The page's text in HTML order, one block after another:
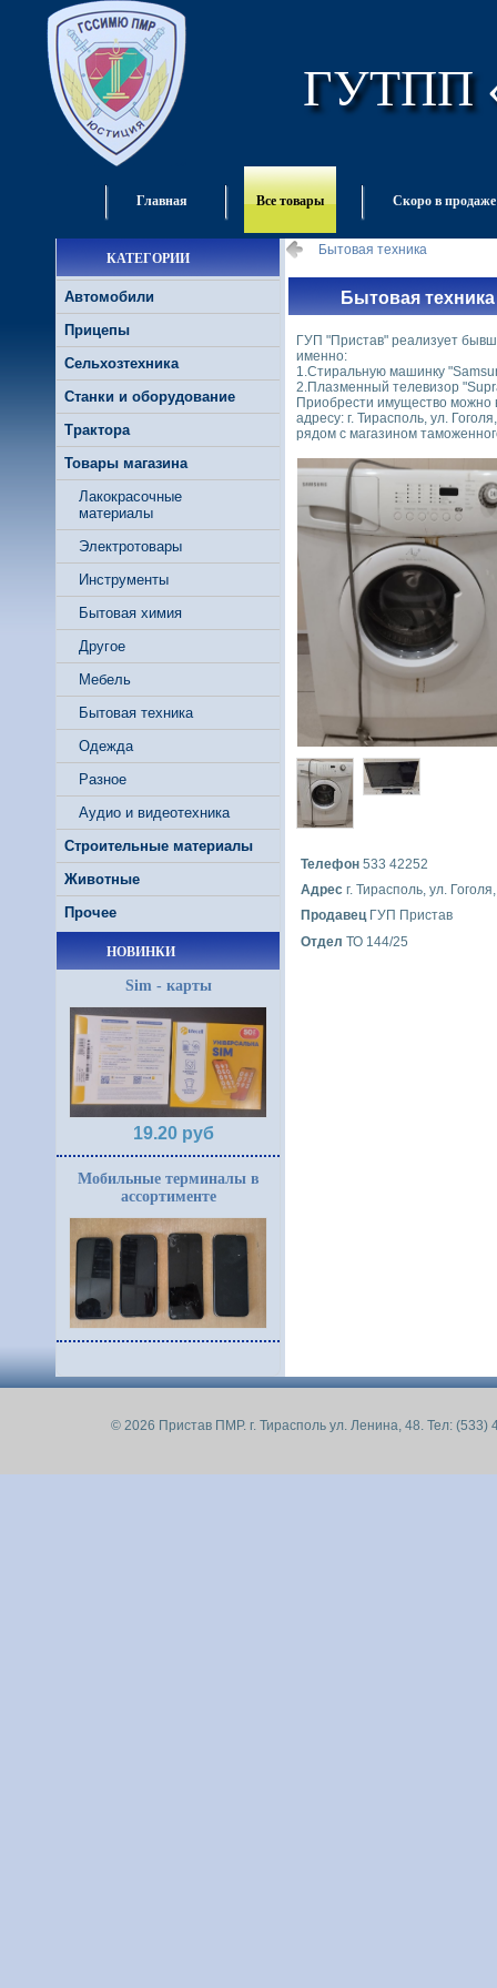
ГУТПП
Главная Все товары Скоро в продаже
КАТЕГОРИИ
Автомобили
Прицепы
Сельхозтехника
Станки и оборудование
Трактора
Товары магазина
Лакокрасочные
материалы
Электротовары
Инструменты
Бытовая химия
Другое
Мебель
Бытовая техника
Одежда
Разное
Аудио и видеотехника
Строительные материалы
Животные
Прочее
НОВИНКИ
Sim - карты
19.20 руб
Мобильные терминалы в
ассортименте
Бытовая техника
Бытовая техника
ГУП "Пристав" реализует
именно:
1.Стиральную машинку
2.Плазменный телевизор
Приобрести имущество можно
адресу: г. Тирасполь, ул.
рядом с магазином
Телефон 533 42252
Адрес г. Тирасполь, ул.
Продавец ГУП Пристав
Отдел ТО 144/25
© 2026 Пристав ПМР. г. Тирасполь ул. Ленина, 48. Тел: (533)